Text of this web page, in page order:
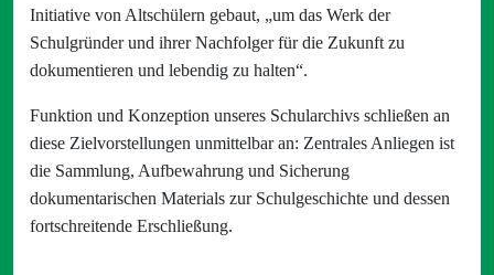
Initiative von Altschülern gebaut, „um das Werk der
Schulgründer und ihrer Nachfolger für die Zukunft zu
dokumentieren und lebendig zu halten“.
Funktion und Konzeption unseres Schularchivs schließen an
diese Zielvorstellungen unmittelbar an: Zentrales Anliegen ist
die Sammlung, Aufbewahrung und Sicherung
dokumentarischen Materials zur Schulgeschichte und dessen
fortschreitende Erschließung.